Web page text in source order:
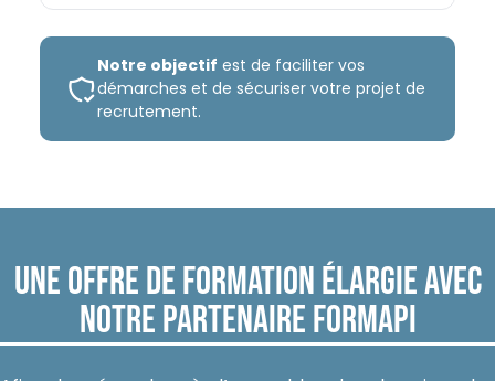
Notre objectif est de faciliter vos
démarches et de sécuriser votre projet de
recrutement.
Une offre de formation élargie avec
notre partenaire FORMAPI